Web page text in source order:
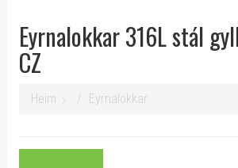
Eyrnalokkar 316L stál
CZ
Heim Eyrnalokkar